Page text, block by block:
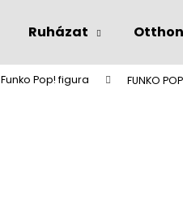
Ruházat Otthon
Funko Pop! figura FUNKO